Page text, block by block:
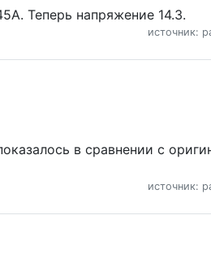
Теперь напряжение 14.3.
источник:
в сравнении с
источник: